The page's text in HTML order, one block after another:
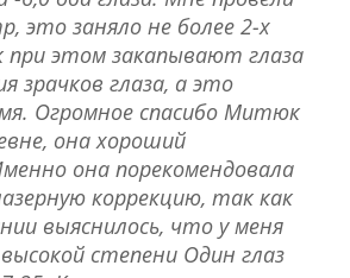
это заняло не более 2-х
при этом закапывают глаза
зрачков глаза, а это
Огромное спасибо Митюк
она хороший
она порекомендовала
коррекцию, так как
выяснилось, что у меня
степени Один глаз